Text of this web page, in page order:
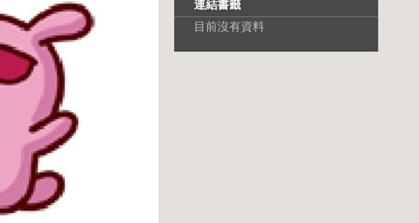
連結書籤
目前沒有資料